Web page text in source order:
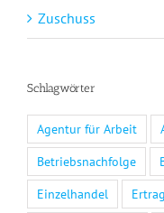
Zuschuss
Schlagwörter
Agentur für Arbeit
Betriebsnachfolge
Einzelhandel